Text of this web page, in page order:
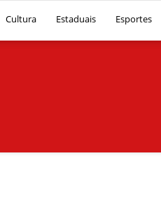
Cultura Estaduais Esportes
Diário